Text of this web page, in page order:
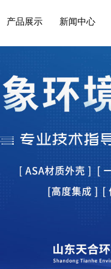
产品展示 新闻中心